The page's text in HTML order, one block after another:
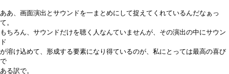
ああ、画面演出とサウンドを一まとめにして捉えてくれているんだなぁっ
て。
もちろん、サウンドだけを聴く人なんていませんが、その演出の中にサウン
ド
が溶け込めて、形成する要素になり得ているのが、私にとっては最高の喜び
で
ある訳で。